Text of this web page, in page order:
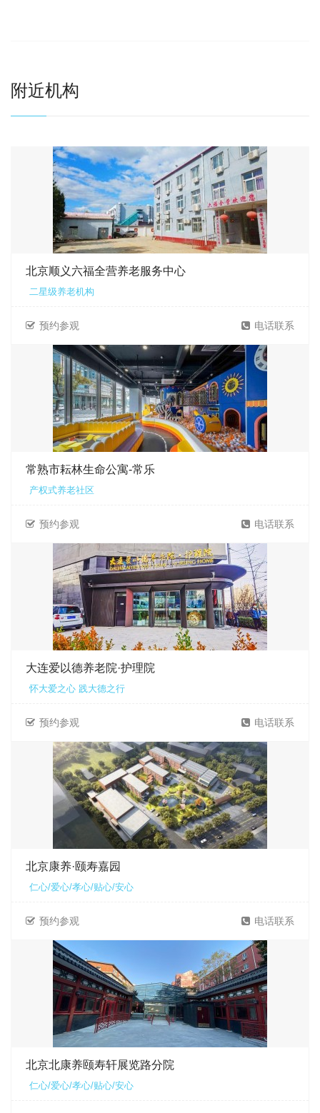
附近机构
北京顺义六福全营养老服务中心
二星级养老机构
预约参观 电话联系
常熟市耘林生命公寓-常乐
产权式养老社区
预约参观 电话联系
大连爱以德养老院·护理院
怀大爱之心 践大德之行
预约参观 电话联系
北京康养·颐寿嘉园
仁心/爱心/孝心/贴心/安心
预约参观 电话联系
北京北康养颐寿轩展览路分院
仁心/爱心/孝心/贴心/安心